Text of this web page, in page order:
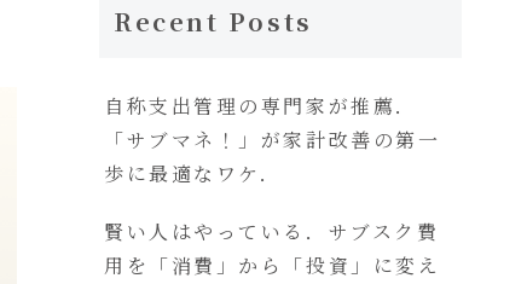
Recent Posts
自称支出管理の専門家が推薦．
「サブマネ！」が家計改善の第一
歩に最適なワケ．
賢い人はやっている．サブスク費
用を「消費」から「投資」に変え